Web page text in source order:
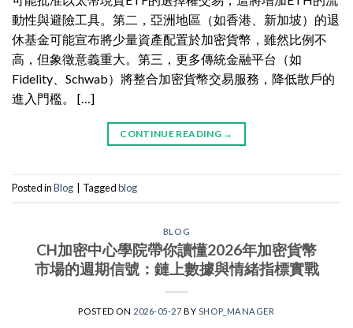
動性與避險工具。第二，亞洲地區（如香港、新加坡）的退
休基金可能宣布將少量資產配置於加密貨幣，雖然比例不
高，但象徵意義重大。第三，更多傳統金融平台（如
Fidelity、Schwab）將整合加密貨幣交易服務，降低散戶的
進入門檻。 […]
CONTINUE READING →
Posted inBlog Taggedblog
BLOG
CH加密中心學院帶你讀懂2026年加密貨幣
市場的週期信號：鏈上數據與情緒指標實戰
POSTED ON 2026-05-27 BY SHOP_MANAGER